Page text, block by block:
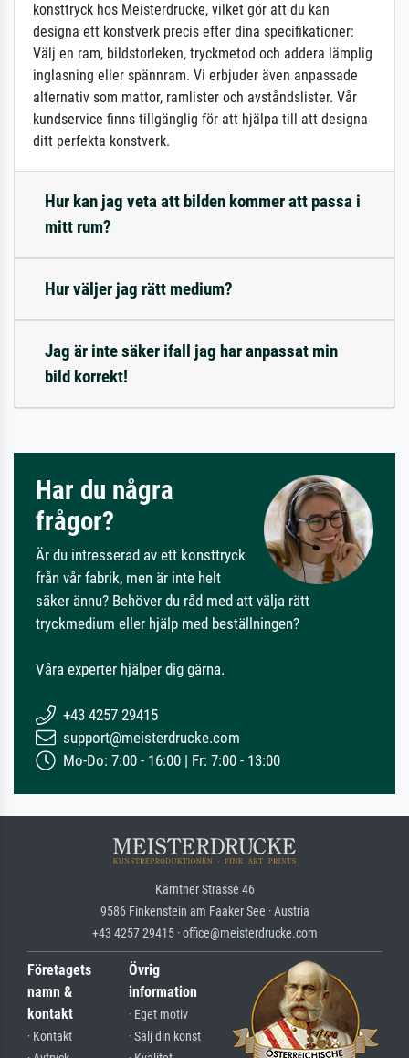
konsttryck hos Meisterdrucke, vilket gör att du kan
designa ett konstverk precis efter dina specifikationer:
Välj en ram, bildstorleken, tryckmetod och addera lämplig
inglasning eller spännram. Vi erbjuder även anpassade
alternativ som mattor, ramlister och avståndslister. Vår
kundservice finns tillgänglig för att hjälpa till att designa
ditt perfekta konstverk.
Hur kan jag veta att bilden kommer att passa i
mitt rum?
Hur väljer jag rätt medium?
Jag är inte säker ifall jag har anpassat min
bild korrekt!
Har du några
frågor?
Är du intresserad av ett konsttryck
från vår fabrik, men är inte helt
säker ännu? Behöver du råd med att välja rätt
tryckmedium eller hjälp med beställningen?
Våra experter hjälper dig gärna.
+43 4257 29415
support@meisterdrucke.com
Mo-Do: 7:00 - 16:00 | Fr: 7:00 - 13:00
Kärntner Strasse 46
9586 Finkenstein am Faaker See · Austria
+43 4257 29415 · office@meisterdrucke.com
Företagets
namn &
kontakt
· Kontakt
Övrig
information
· Eget motiv
· Sälj din konst